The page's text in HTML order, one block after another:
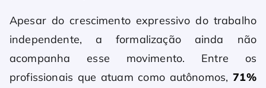
Apesar do crescimento expressivo do trabalho
independente, a formalização ainda não
acompanha esse movimento. Entre os
profissionais que atuam como autônomos, 71%